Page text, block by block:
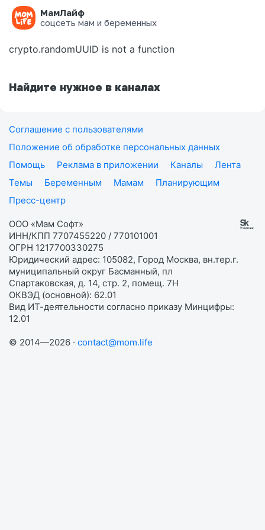
МамЛайф
соцсеть мам и беременных
Ошибка на странице
crypto.randomUUID is not a function
Найдите нужное в каналах
Соглашение с пользователями
Положение об обработке персональных данных
Помощь
Реклама в приложении Каналы
Лента
Темы
Беременным Мамам
Планирующим
Пресс-центр
ООО «Мам Софт»
ИНН/КПП 7707455220 / 770101001
ОГРН 1217700330275
Юридический адрес: 105082, Город Москва, вн.тер.г.
муниципальный округ Басманный, пл
Спартаковская, д. 14, стр. 2, помещ. 7Н
ОКВЭД (основной): 62.01
Вид ИТ-деятельности согласно приказу Минцифры:
12.01
© 2014—2026 · contact@mom.life